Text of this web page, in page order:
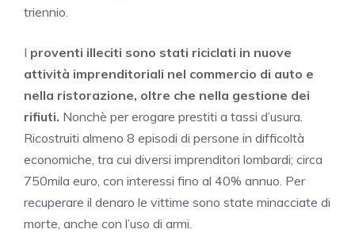
triennio.
I proventi illeciti sono stati riciclati in nuove
attività imprenditoriali nel commercio di auto e
nella ristorazione, oltre che nella gestione dei
rifiuti. Nonchè per erogare prestiti a tassi d’usura.
Ricostruiti almeno 8 episodi di persone in difficoltà
economiche, tra cui diversi imprenditori lombardi; circa
750mila euro, con interessi fino al 40% annuo. Per
recuperare il denaro le vittime sono state minacciate di
morte, anche con l’uso di armi.